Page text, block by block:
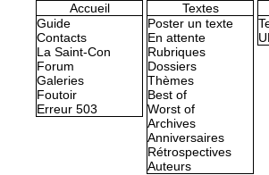
Accueil
Guide
Contacts
La Saint-Con
Forum
Galeries
Foutoir
Erreur 503
Textes
Poster un texte
En attente
Rubriques
Dossiers
Thèmes
Best of
Worst of
Archives
Anniversaires
Rétrospectives
Auteurs